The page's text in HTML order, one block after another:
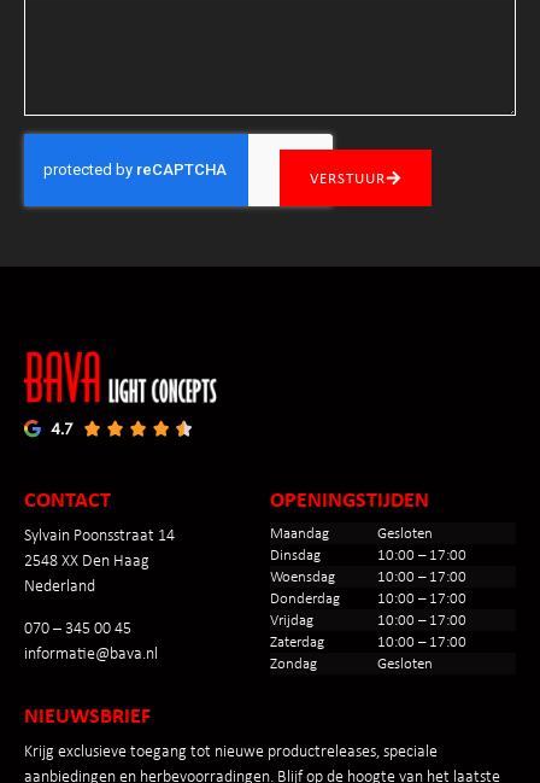
VERSTUUR
CONTACT
Sylvain Poonsstraat 14
2548 XX Den Haag
Nederland
070 – 345 00 45
informatie@bava.nl
OPENINGSTIJDEN
Maandag
Gesloten
Dinsdag
10:00 – 17:00
Woensdag
10:00 – 17:00
Donderdag
10:00 – 17:00
Vrijdag
10:00 – 17:00
Zaterdag
10:00 – 17:00
Zondag
Gesloten
NIEUWSBRIEF
Krijg exclusieve toegang tot nieuwe productreleases, speciale
aanbiedingen en herbevoorradingen. Blijf op de hoogte van het laatste